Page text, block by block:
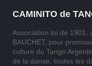
CAMINITO de
Association loi de 1901,
BAUCHET, pour
culture du Tango
de la danse, toutes les